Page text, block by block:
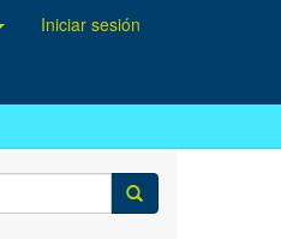
Iniciar sesión